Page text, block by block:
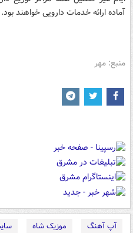
آماده ارائه خدمات دارویی خواهند بود.
منبع: مهر
آپ آهنگ موزیک شاه